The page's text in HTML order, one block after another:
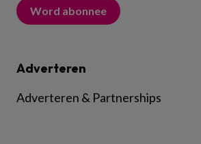
Word abonnee
Adverteren
Adverteren & Partnerships